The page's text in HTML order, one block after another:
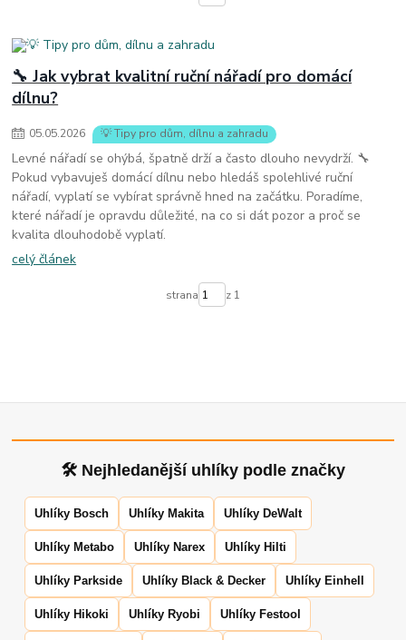
🔧 Jak vybrat kvalitní ruční nářadí pro domácí
dílnu?
05.05.2026 💡 Tipy pro dům, dílnu a zahradu
Levné nářadí se ohýbá, špatně drží a často dlouho nevydrží. 🔧
Pokud vybavuješ domácí dílnu nebo hledáš spolehlivé ruční
nářadí, vyplatí se vybírat správně hned na začátku. Poradíme,
které nářadí je opravdu důležité, na co si dát pozor a proč se
kvalita dlouhodobě vyplatí.
celý článek
strana z 1
🛠 Nejhledanější uhlíky podle značky
Uhlíky Bosch Uhlíky Makita Uhlíky DeWalt
Uhlíky Metabo Uhlíky Narex Uhlíky Hilti
Uhlíky Parkside Uhlíky Black & Decker Uhlíky Einhell
Uhlíky Hikoki Uhlíky Ryobi Uhlíky Festool